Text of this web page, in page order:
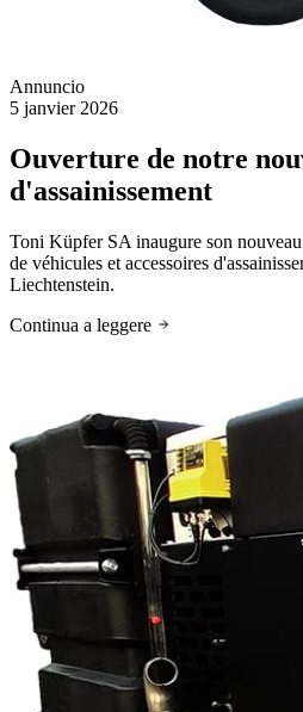
Annuncio
5 janvier 2026
Ouverture de notre
d'assainissement
Toni Küpfer SA inaugure son
de véhicules et accessoires
Liechtenstein.
Continua a leggere